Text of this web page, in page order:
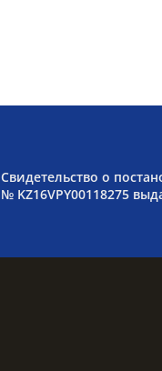
Свидетельство о
№ KZ16VPY00118275